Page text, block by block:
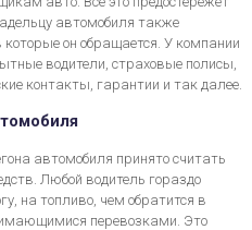
автомобиля также
он обращается. У компании
водители, страховые полисы,
контакты, гарантии и так далее.
автомобиля принято считать
Любой водитель гораздо
на топливо, чем обратится в
перевозками. Это